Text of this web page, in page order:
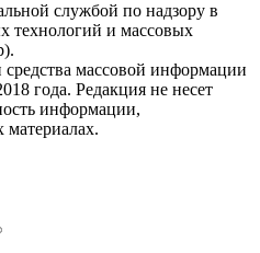
службой по надзору в
технологий и массовых
средства массовой информации
года. Редакция не несет
информации,